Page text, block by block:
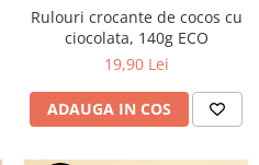
Rulouri crocante de cocos cu
ciocolata, 140g ECO
19,90 Lei
ADAUGA IN COS